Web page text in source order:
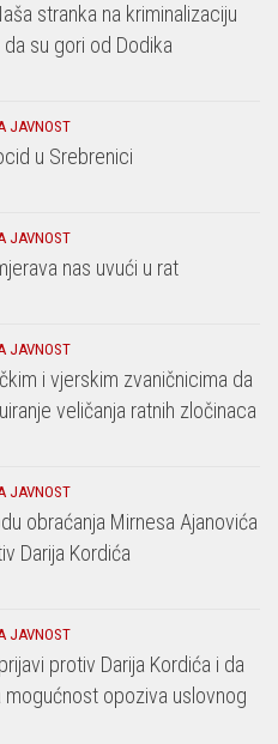
stranka na kriminalizaciju
su gori od Dodika
JAVNOST
u Srebrenici
JAVNOST
nas uvući u rat
JAVNOST
i vjerskim zvaničnicima da
veličanja ratnih zločinaca
JAVNOST
obraćanja Mirnesa Ajanovića
Darija Kordića
JAVNOST
protiv Darija Kordića i da
opoziva uslovnog